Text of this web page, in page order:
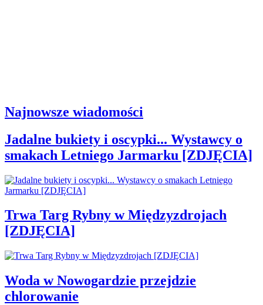
Najnowsze wiadomości
Jadalne bukiety i oscypki... Wystawcy o
smakach Letniego Jarmarku [ZDJĘCIA]
Trwa Targ Rybny w Międzyzdrojach
[ZDJĘCIA]
Woda w Nowogardzie przejdzie
chlorowanie